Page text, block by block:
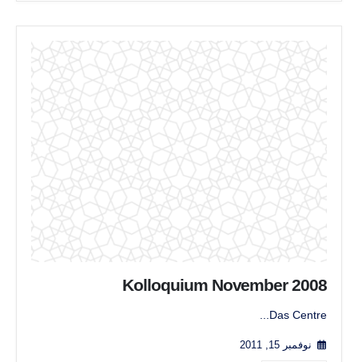
Kolloquium November 2008
Das Centre...
نوفمبر 15, 2011